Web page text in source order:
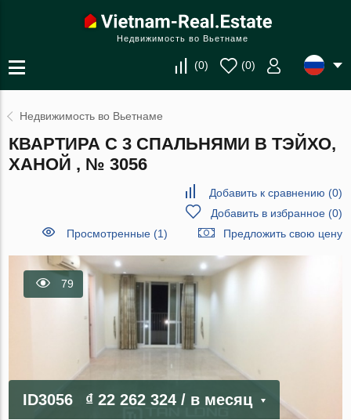
Недвижимость во Вьетнаме
(0) (0)
Недвижимость во Вьетнаме
КВАРТИРА С 3 СПАЛЬНЯМИ В ТЭЙХО,
ХАНОЙ , № 3056
Добавить к сравнению (0)
Добавить в избранное(0)
Просмотренные (1)
Предложить свою цену
79
ID3056 ₫ 22 262 324/ в месяц